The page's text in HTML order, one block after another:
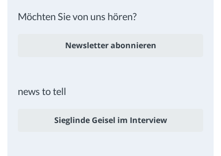
Möchten Sie von uns hören?
Newsletter abonnieren
news to tell
Sieglinde Geisel im Interview